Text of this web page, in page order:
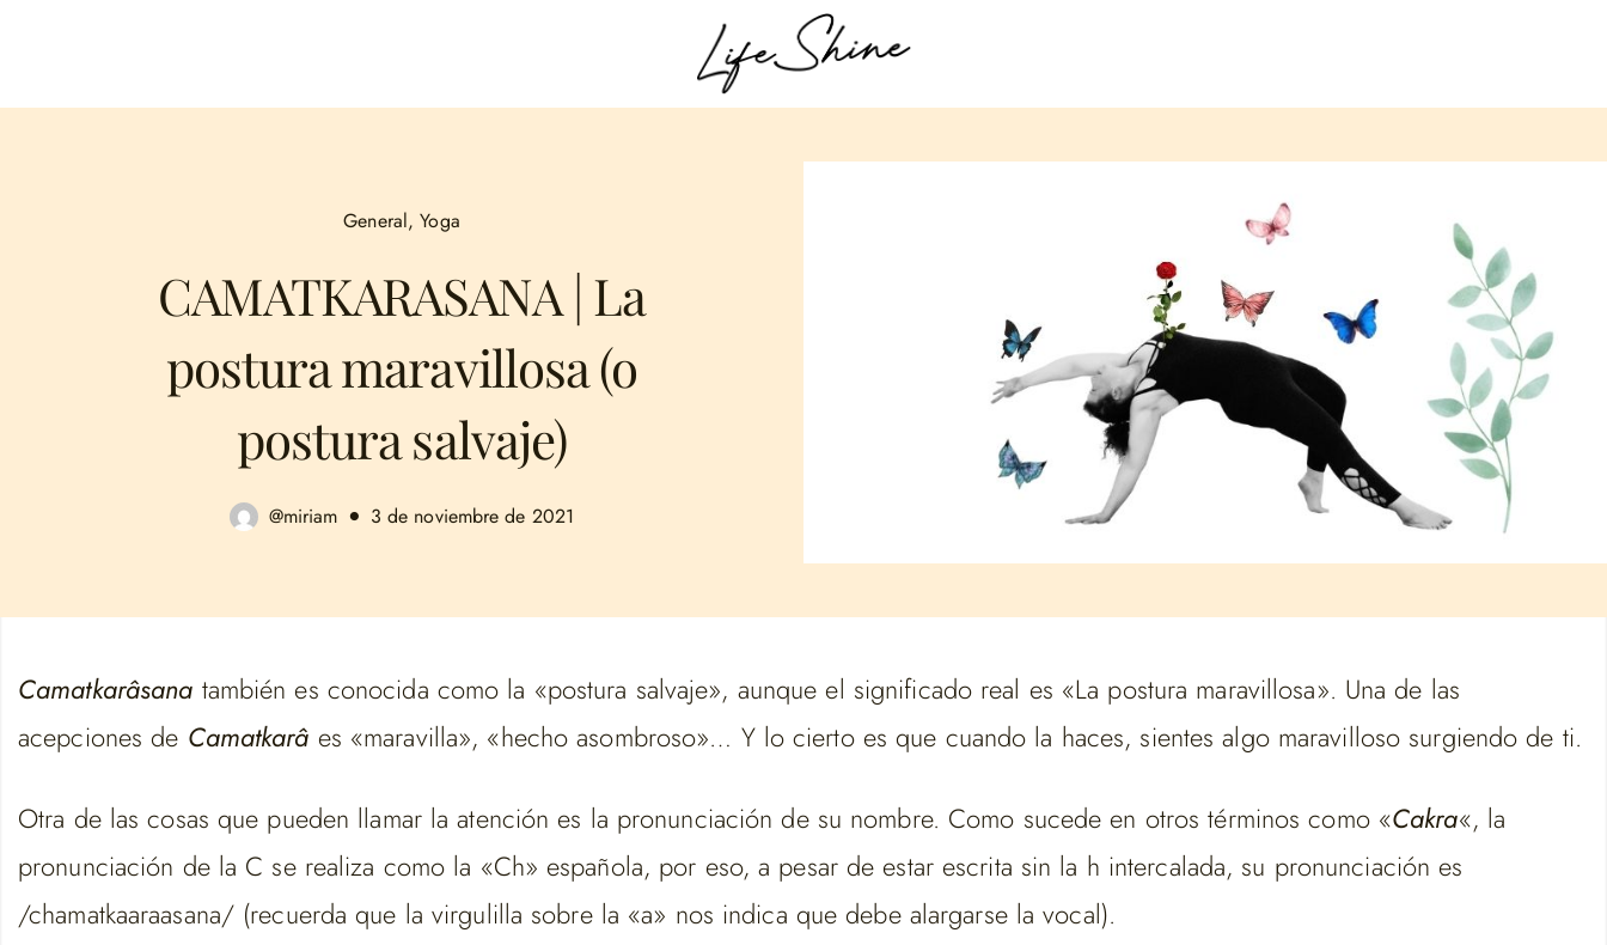
General,Yoga
CAMATKARASANA | La
postura maravillosa (o
postura salvaje)
@miriam 3 de noviembre de 2021
Camatkarâsana también es conocida como la «postura salvaje», aunque el significado real es «La postura maravillosa». Una de las
acepciones de Camatkarâ es «maravilla», «hecho asombroso»… Y lo cierto es que cuando la haces, sientes algo maravilloso surgiendo de ti.
Otra de las cosas que pueden llamar la atención es la pronunciación de su nombre. Como sucede en otros términos como «Cakra«, la
pronunciación de la C se realiza como la «Ch» española, por eso, a pesar de estar escrita sin la h intercalada, su pronunciación es
/chamatkaaraasana/ (recuerda que la virgulilla sobre la «a» nos indica que debe alargarse la vocal).